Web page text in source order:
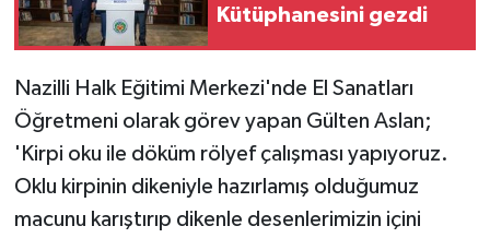
Kütüphanesini gezdi
Nazilli Halk Eğitimi Merkezi'nde El Sanatları
Öğretmeni olarak görev yapan Gülten Aslan;
'Kirpi oku ile döküm rölyef çalışması yapıyoruz.
Oklu kirpinin dikeniyle hazırlamış olduğumuz
macunu karıştırıp dikenle desenlerimizin içini
Sağlık
SİYASET
SPOR HABERLERİ
TEKNOLOJİ